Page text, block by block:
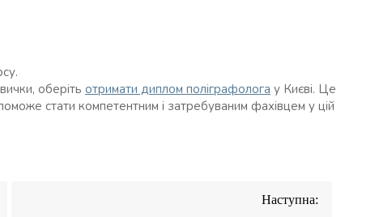
оберіть отримати диплом поліграфолога у Києві. Це
стати компетентним і затребуваним фахівцем у цій
Наступна: